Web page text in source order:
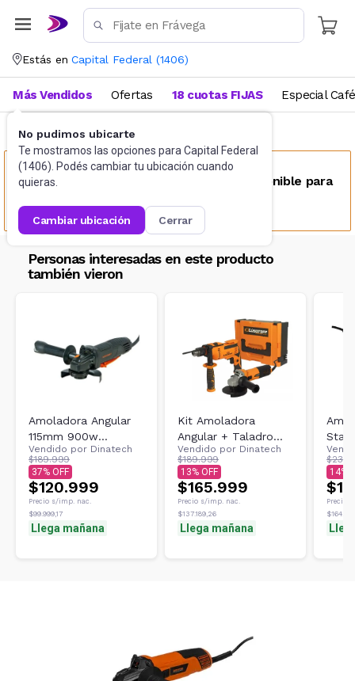
Estás en Capital Federal (1406)
No pudimos ubicarte
Te mostramos las opciones para Capital Federal
(1406). Podés cambiar tu ubicación cuando
quieras.
cambiar ubicación cerrar
Más Vendidos Ofertas 18 cuotas FIJAS Especial Café
De corte Amoladoras
Este producto no se encuentra disponible para
Personas interesadas en este producto
también vieron
Amoladora Angular
115mm 900w
Lusqtoff Aml900-9
12.000rpm
Vendido por Dinatech
$189.999
37
$120.999
Precio s/imp. nac.
$99.999,17
Llega mañana
Kit Amoladora
Angular + Taladro
Percutor Katl-8 De
Lusqtoff
Vendido por Dinatech
$189.999
13
$165.999
Precio s/imp. nac.
$137.189,26
Llega mañana
14
Precio